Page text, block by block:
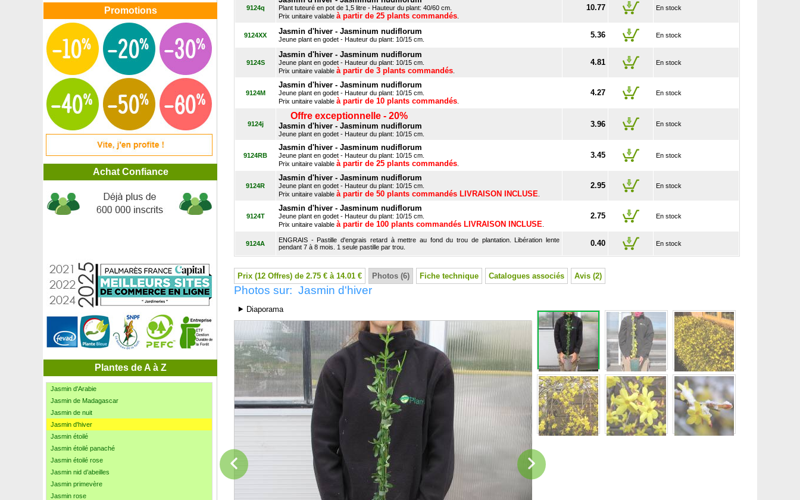
Promotions
Achat Confiance
Plantes de A à Z
Iris japonais blanc
Iris japonais bleu
Iris japonais 'Caprician Butterfly'
Iris japonais 'Dainagon'
Iris japonais 'Lady in Waiting'
Iris japonais pourpre
Iris japonais 'Rose Queen'
Iris tigré
Itea de Virginie
Itéa ilicifolia
Jardinière 'Barbecue Aromatics'
Jardinière de printemps 'Spring Blue Lady'
Jardinière de printemps 'Spring Blue Majesty'
Jardinière de printemps 'Spring Flower Country'
Jardinière de printemps 'Spring High Japonica'
Jardinière de printemps 'Spring Red Cherry'
Jardinière de printemps 'Spring Red Queen'
Jardinière d'été 'Summer Purple Rain'
Jardinière d'hiver 'Winter Pinky Moka'
Jardinière d'hiver 'Winter Round'
Jardinière d'hiver 'Winter Sensation'
Jardinière d'hiver 'Winter Square Green'
Jardinière d'intérieur 'Indoor Panache'
Jasmin blanc, Jasmin officinal
Jasmin d'Arabie
Jasmin de Madagascar
Jasmin de nuit
Jasmin d'hiver
Jasmin étoilé
Jasmin étoilé panaché
Jasmin étoilé rose
Jasmin nid d’abeilles
Jasmin primevère
Jasmin rose
9124q
Plant tuteuré en pot de 1,5 litre - Hauteur du plant: 40/60 cm.
Prix unitaire valable à partir de 25 plants commandés
10.77 En stock
9124XX Jasmin d'hiver - Jasminum nudiflorum
Jeune plant en godet - Hauteur du plant: 10/15 cm. 5.36 En stock
9124S
Jasmin d'hiver - Jasminum nudiflorum
Jeune plant en godet - Hauteur du plant: 10/15 cm.
Prix unitaire valable à partir de 3 plants commandés
4.81 En stock
9124M
Jasmin d'hiver - Jasminum nudiflorum
Jeune plant en godet - Hauteur du plant: 10/15 cm.
Prix unitaire valable à partir de 10 plants commandés
4.27 En stock
9124j
Offre exceptionnelle - 20%
Jasmin d'hiver - Jasminum nudiflorum
Jeune plant en godet - Hauteur du plant: 10/15 cm.
3.96 En stock
9124RB
Jasmin d'hiver - Jasminum nudiflorum
Jeune plant en godet - Hauteur du plant: 10/15 cm.
Prix unitaire valable à partir de 25 plants commandés
3.45 En stock
9124R
Jasmin d'hiver - Jasminum nudiflorum
Jeune plant en godet - Hauteur du plant: 10/15 cm.
Prix unitaire valable à partir de 50 plants commandés LIVRAISON INCLUSE
2.95 En stock
9124T
Jasmin d'hiver - Jasminum nudiflorum
Jeune plant en godet - Hauteur du plant: 10/15 cm.
Prix unitaire valable à partir de 100 plants commandés LIVRAISON INCLUSE
2.75 En stock
9124A
ENGRAIS - Pastille d'engrais retard à mettre au fond du trou de plantation. Libération lente
pendant 7 à 8 mois. 1 seule pastille par trou.
0.40 En stock
Prix (12 Offres) de 2.75 € à 14.01 € Photos (6) Fiche technique Catalogues associés Avis (2)
Photos sur: Jasmin d'hiver
⯈ Diaporama